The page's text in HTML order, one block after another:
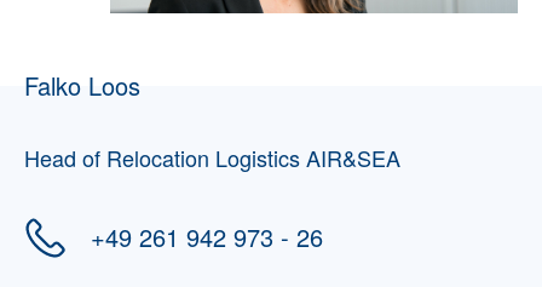
Falko Loos
Head of Relocation Logistics AIR&SEA
+49 261 942 973 - 26